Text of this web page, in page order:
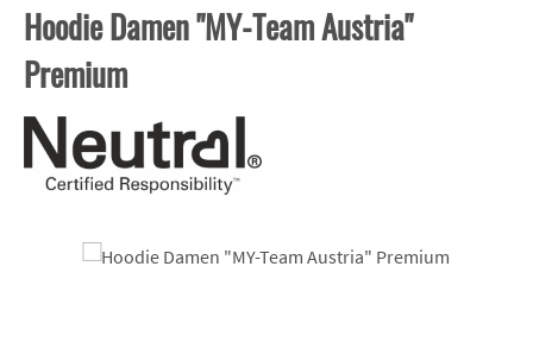
Hoodie Damen "MY-Team Austria"
Premium
Bildergalerie überspringen